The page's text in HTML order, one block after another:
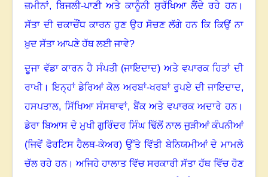
ਜ਼ਮੀਨਾਂ, ਬਿਜਲੀ-ਪਾਣੀ ਅਤੇ ਕਾਨੂੰਨੀ ਸੁਰੱਖਿਆ ਲੈਂਦੇ ਰਹੇ ਹਨ।
ਸੱਤਾ ਦੀ ਚਕਾਚੌਂਧ ਕਾਰਨ ਹੁਣ ਉਹ ਸੋਚਣ ਲੱਗੇ ਹਨ ਕਿ ਕਿਉਂ ਨਾ
ਖ਼ੁਦ ਸੱਤਾ ਆਪਣੇ ਹੱਥ ਲਈ ਜਾਵੇ?
ਦੂਜਾ ਵੱਡਾ ਕਾਰਨ ਹੈ ਸੰਪਤੀ (ਜਾਇਦਾਦ) ਅਤੇ ਵਪਾਰਕ ਹਿਤਾਂ ਦੀ
ਰਾਖੀ। ਇਨ੍ਹਾਂ ਡੇਰਿਆਂ ਕੋਲ ਅਰਬਾਂ-ਖਰਬਾਂ ਰੁਪਏ ਦੀ ਜਾਇਦਾਦ,
ਹਸਪਤਾਲ, ਸਿੱਖਿਆ ਸੰਸਥਾਵਾਂ,ਬੈਂਕ ਅਤੇ ਵਪਾਰਕ ਅਦਾਰੇ ਹਨ।
ਡੇਰਾ ਬਿਆਸ ਦੇ ਮੁਖੀ ਗੁਰਿੰਦਰ ਸਿੰਘ ਢਿੱਲੋਂ ਨਾਲ ਜੁੜੀਆਂ ਕੰਪਨੀਆਂ
(ਜਿਵੇਂ ਫੋਰਟਿਸ ਹੈਲਥ-ਕੇਅਰ) ਉੱਤੇ ਵਿੱਤੀ ਬੇਨਿਯਮੀਆਂ ਦੇ ਮਾਮਲੇ
ਚੱਲ ਰਹੇ ਹਨ। ਅਜਿਹੇ ਹਾਲਾਤ ਵਿੱਚ ਸਰਕਾਰੀ ਸੱਤਾ ਹੱਥ ਵਿੱਚ ਹੋਣ